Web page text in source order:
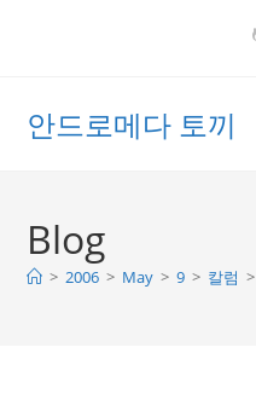
안드로메다 토끼
Blog
> 2006 > May > 9 > 칼럼 >